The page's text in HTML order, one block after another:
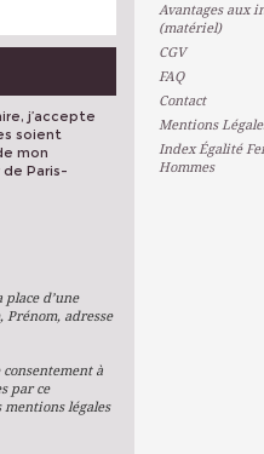
j’accepte
soient
mon
Paris-
d’une
Prénom, adresse
à
par ce
légales
Avantages aux
(matériel)
CGV
FAQ
Contact
Mentions
Index Égalité
Hommes